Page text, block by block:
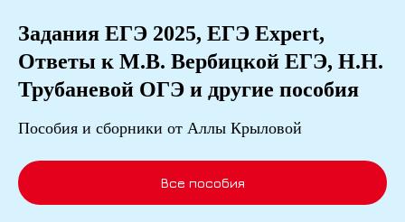
Задания ЕГЭ 2025, ЕГЭ Expert,
Ответы к М.В. Вербицкой ЕГЭ, Н.Н.
Трубаневой ОГЭ и другие пособия
Пособия и сборники от Аллы Крыловой
Все пособия